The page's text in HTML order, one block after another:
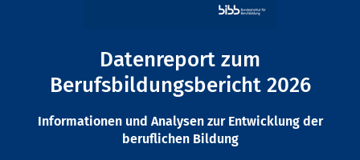
Datenreport zum
Berufsbildungsbericht 2026
Informationen und Analysen zur Entwicklung der
beruflichen Bildung